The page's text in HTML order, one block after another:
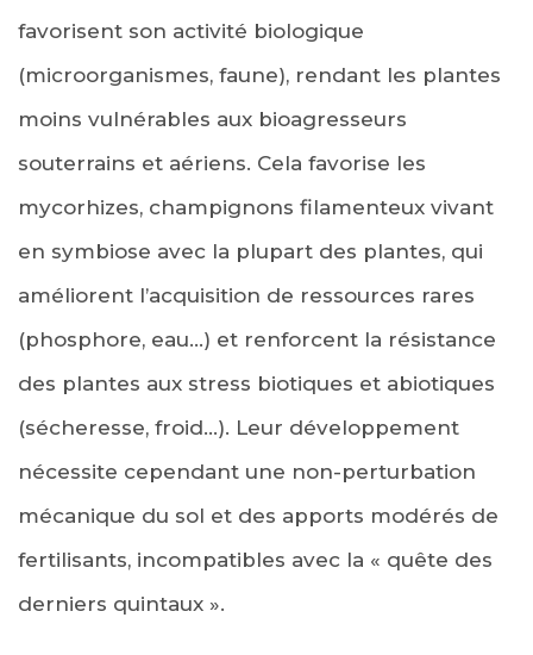
favorisent son activité biologique
(microorganismes, faune), rendant les plantes
moins vulnérables aux bioagresseurs
souterrains et aériens. Cela favorise les
mycorhizes, champignons filamenteux vivant
en symbiose avec la plupart des plantes, qui
améliorent l’acquisition de ressources rares
(phosphore, eau…) et renforcent la résistance
des plantes aux stress biotiques et abiotiques
(sécheresse, froid…). Leur développement
nécessite cependant une non-perturbation
mécanique du sol et des apports modérés de
fertilisants, incompatibles avec la « quête des
derniers quintaux ».